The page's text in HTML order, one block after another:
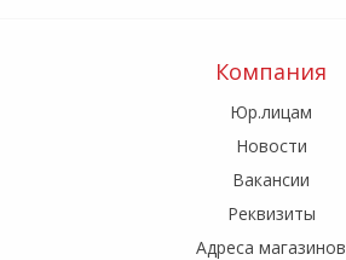
Компания
Юр.лицам
Новости
Вакансии
Реквизиты
Адреса магазинов